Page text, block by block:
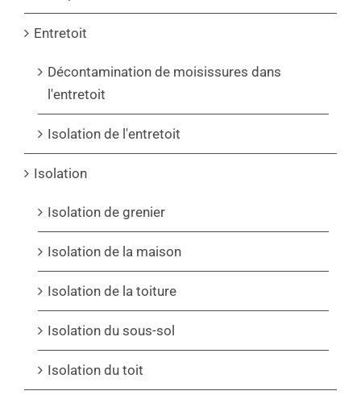
Entretoit
Décontamination de moisissures dans
l'entretoit
Isolation de l'entretoit
Isolation
Isolation de grenier
Isolation de la maison
Isolation de la toiture
Isolation du sous-sol
Isolation du toit